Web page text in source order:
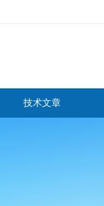
技术文章